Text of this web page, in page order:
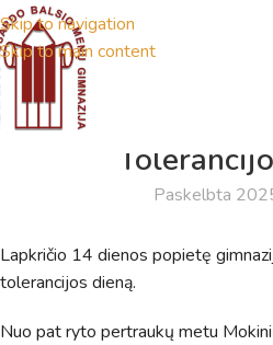
Skip to navigation
Skip to main content
Paskelbta
Lapkričio 14 dienos popietę
tolerancijos dieną.
Nuo pat ryto pertraukų metu